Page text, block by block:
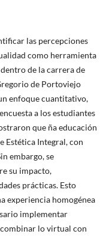
las percepciones
como herramienta
de la carrera de
de Portoviejo
enfoque cuantitativo,
a los estudiantes
que ña educación
Estética Integral, con
embargo, se
su impacto,
prácticas. Esto
experiencia homogénea
implementar
lo virtual con